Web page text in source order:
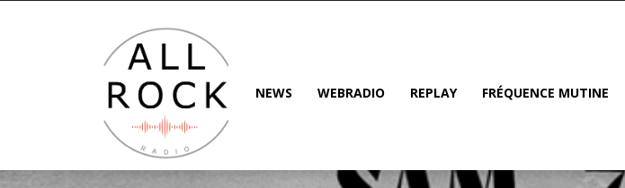
NEWS WEBRADIO REPLAY FRÉQUENCE MUTINE